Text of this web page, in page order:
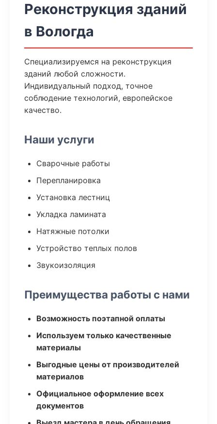
Реконструкция зданий
в Вологда
Специализируемся на реконструкция
зданий любой сложности.
Индивидуальный подход, точное
соблюдение технологий, европейское
качество.
Наши услуги
Сварочные работы
Перепланировка
Установка лестниц
Укладка ламината
Натяжные потолки
Устройство теплых полов
Звукоизоляция
Преимущества работы с нами
Возможность поэтапной оплаты
Используем только качественные
материалы
Выгодные цены от производителей
материалов
Официальное оформление всех
документов